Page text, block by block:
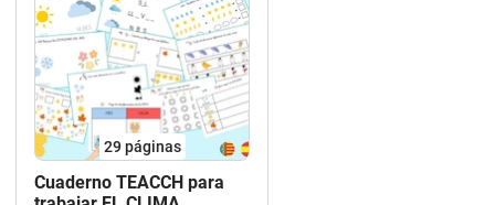
29páginas
Cuaderno TEACCH para